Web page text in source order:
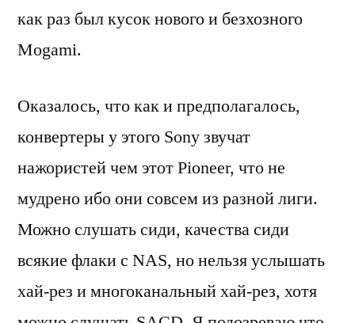
как раз был кусок нового и безхозного
Mogami.
Оказалось, что как и предполагалось,
конвертеры у этого Sony звучат
нажористей чем этот Pioneer, что не
мудрено ибо они совсем из разной лиги.
Можно слушать сиди, качества сиди
всякие флаки с NAS, но нельзя услышать
хай-рез и многоканальный хай-рез, хотя